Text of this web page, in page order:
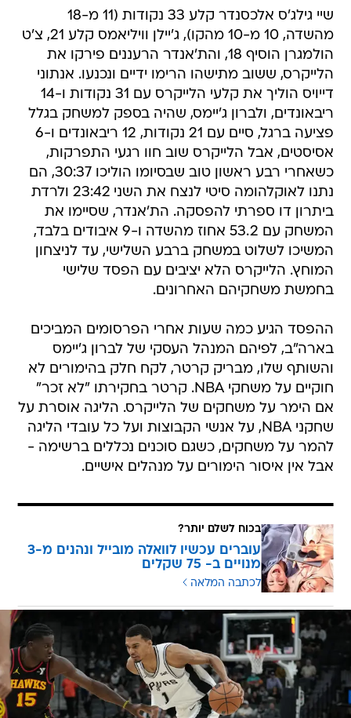
שיי גילג'ס אלכסנדר קלע 33 נקודות (11 מ-18
מהשדה, 10 מ-10 מהקו), ג'יילן וויליאמס קלע 21, צ'ט
הולמגרן הוסיף 18, והת'אנדר הרעננים פירקו את
הלייקרס, ששוב מתישהו הרימו ידיים ונכנעו. אנתוני
דייויס הוליך את קלעי הלייקרס עם 31 נקודות ו-14
ריבאונדים, ולברון ג'יימס, שהיה בספק למשחק בגלל
פציעה ברגל, סיים עם 21 נקודות, 12 ריבאונדים ו-6
אסיסטים, אבל הלייקרס שוב חוו רגעי התפרקות,
כשאחרי רבע ראשון טוב שבסיומו הוליכו 30:37, הם
נתנו לאוקלהומה סיטי לנצח את השני 23:42 ולרדת
ביתרון דו ספרתי להפסקה. הת'אנדר, שסיימו את
המשחק עם 53.2 אחוז מהשדה ו-9 איבודים בלבד,
המשיכו לשלוט במשחק ברבע השלישי, עד לניצחון
המוחץ. הלייקרס הלא יציבים עם הפסד שלישי
בחמשת משחקיהם האחרונים.
ההפסד הגיע כמה שעות אחרי הפרסומים המביכים
בארה"ב, לפיהם המנהל העסקי של לברון ג'יימס
והשותף שלו, מבריק קרטר, לקח חלק בהימורים לא
חוקיים על משחקי NBA. קרטר בחקירתו "לא זכר"
אם הימר על משחקים של הלייקרס. הליגה אוסרת על
שחקני NBA, על אנשי הקבוצות ועל כל עובדי הליגה
להמר על משחקים, כשגם סוכנים נכללים ברשימה -
אבל אין איסור הימורים על מנהלים אישיים.
בכוח לשלם יותר?
עוברים עכשיו לוואלה מובייל ונהנים מ-3
מנויים ב- 75 שקלים
לכתבה המלאה